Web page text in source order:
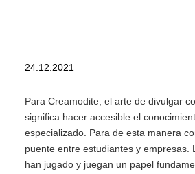
24.12.2021
Para Creamodite, el arte de divulgar
significa hacer accesible el
especializado. Para de esta manera
puente entre estudiantes y empresas.
han jugado y juegan un papel